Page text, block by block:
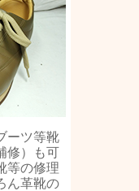
ーツ等靴
修）も可
等の修理
ん革靴の